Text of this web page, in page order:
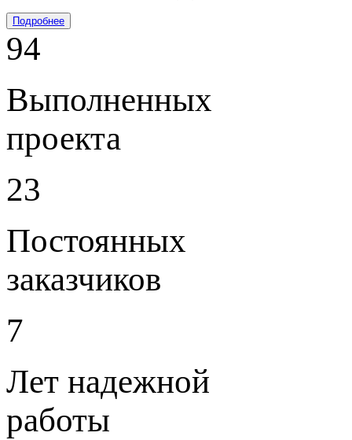
Подробнее
94
Выполненных
проекта
23
Постоянных
заказчиков
7
Лет надежной
работы